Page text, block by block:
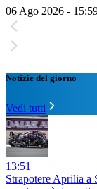
06 Ago 2026 -
Notizie del giorno
Vedi tutti
13:51
Strapotere Aprilia a